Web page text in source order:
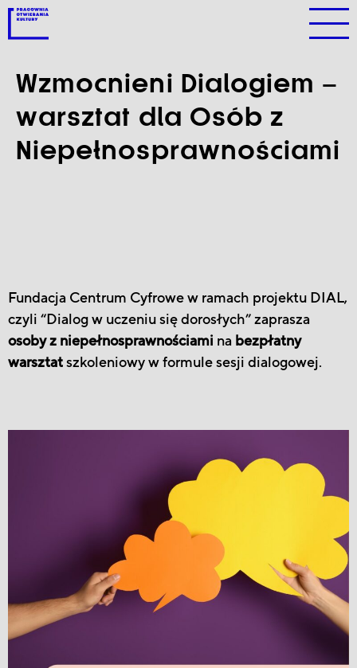
Wzmocnieni Dialogiem –
warsztat dla Osób z
Niepełnosprawnościami
Fundacja Centrum Cyfrowe w ramach projektu DIAL,
czyli “Dialog w uczeniu się dorosłych” zaprasza
osoby z niepełnosprawnościami na bezpłatny
warsztatszkoleniowy w formule sesji dialogowej.